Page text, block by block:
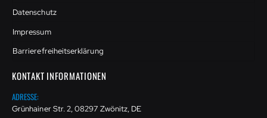
Datenschutz
Impressum
Barrierefreiheitserklärung
KONTAKT INFORMATIONEN
ADRESSE:
Grünhainer Str. 2, 08297 Zwönitz, DE